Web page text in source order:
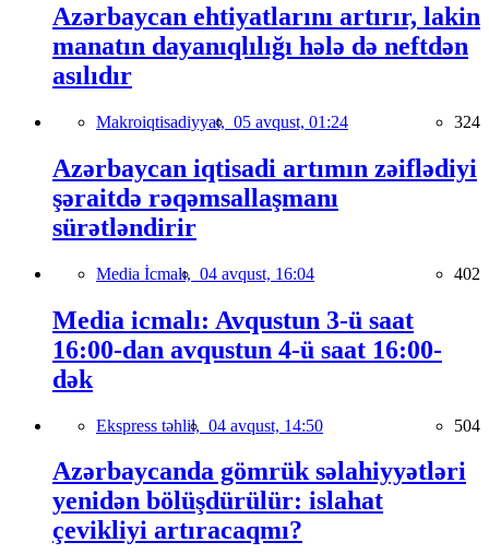
Azərbaycan ehtiyatlarını artırır, lakin
manatın dayanıqlılığı hələ də neftdən
asılıdır
Makroiqtisadiyyat, 05 avqust, 01:24 324
Azərbaycan iqtisadi artımın zəiflədiyi
şəraitdə rəqəmsallaşmanı
sürətləndirir
Media İcmalı, 04 avqust, 16:04 402
Media icmalı: Avqustun 3-ü saat
16:00-dan avqustun 4-ü saat 16:00-
dək
Ekspress təhlil, 04 avqust, 14:50 504
Azərbaycanda gömrük səlahiyyətləri
yenidən bölüşdürülür: islahat
çevikliyi artıracaqmı?